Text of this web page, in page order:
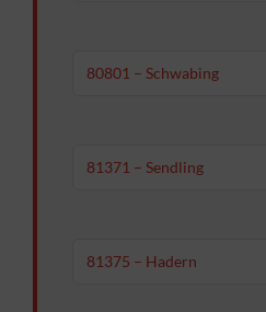
80801 – Schwabing
81371 – Sendling
81375 – Hadern